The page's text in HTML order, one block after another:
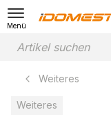
Menü
Weiteres
Weiteres